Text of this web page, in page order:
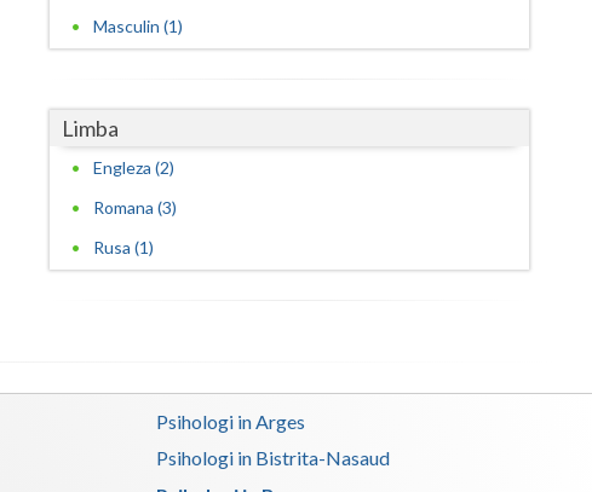
Masculin (1)
Limba
Engleza (2)
Romana (3)
Rusa (1)
Psihologi in Arges
Psihologi in Bistrita-Nasaud